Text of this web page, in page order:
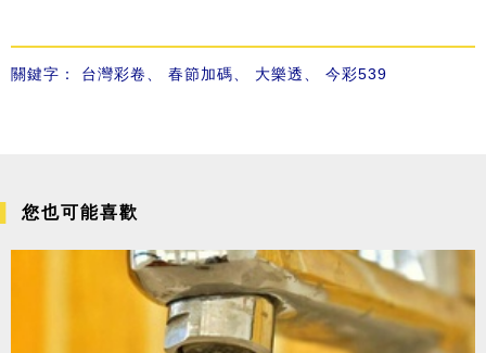
關鍵字： 台灣彩卷、 春節加碼、 大樂透、 今彩539
您也可能喜歡